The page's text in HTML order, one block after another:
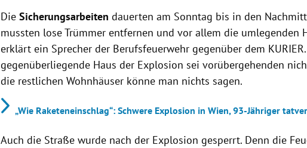
DieSicherungsarbeiten dauerten am Sonntag bis in den
mussten lose Trümmer entfernen und vor allem die umlegenden
erklärt ein Sprecher der Berufsfeuerwehr gegenüber dem
gegenüberliegende Haus der Explosion sei vorübergehenden
die restlichen Wohnhäuser könne man nichts sagen.
„Wie Raketeneinschlag“: Schwere Explosion in Wien, 93-Jähriger
Auch die Straße wurde nach der Explosion gesperrt. Denn die